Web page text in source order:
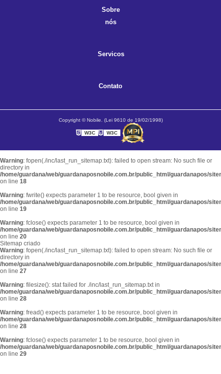
Sobre
nós
Servicos
Contato
Copyright © Nobile. (Lei 9610 de 19/02/1998)
W3C W3C
Warning: fopen(./inc/last_run_sitemap.txt): failed to open stream: No such file or
directory in
/home/guardana/web/guardanaposnobile.com.br/public_html/guardanapos/
on line 18
Warning: fwrite() expects parameter 1 to be resource, bool given in
/home/guardana/web/guardanaposnobile.com.br/public_html/guardanapos/
on line 19
Warning: fclose() expects parameter 1 to be resource, bool given in
/home/guardana/web/guardanaposnobile.com.br/public_html/guardanapos/
on line 20
Sitemap criado
Warning: fopen(./inc/last_run_sitemap.txt): failed to open stream: No such file or
directory in
/home/guardana/web/guardanaposnobile.com.br/public_html/guardanapos/
on line 27
Warning: filesize(): stat failed for ./inc/last_run_sitemap.txt in
/home/guardana/web/guardanaposnobile.com.br/public_html/guardanapos/
on line 28
Warning: fread() expects parameter 1 to be resource, bool given in
/home/guardana/web/guardanaposnobile.com.br/public_html/guardanapos/
on line 28
Warning: fclose() expects parameter 1 to be resource, bool given in
/home/guardana/web/guardanaposnobile.com.br/public_html/guardanapos/
on line 29